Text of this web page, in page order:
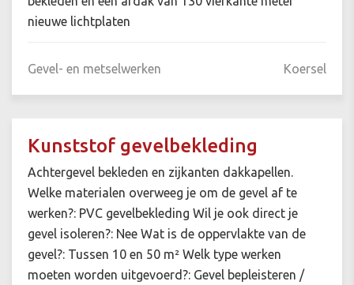
nieuwe lichtplaten
Gevel- en metselwerken Koersel
Kunststof gevelbekleding
Achtergevel bekleden en zijkanten dakkapellen.
Welke materialen overweeg je om de gevel af te
werken?: PVC gevelbekleding Wil je ook direct je
gevel isoleren?: Nee Wat is de oppervlakte van de
gevel?: Tussen 10 en 50 m² Welk type werken
moeten worden uitgevoerd?: Gevel bepleisteren /